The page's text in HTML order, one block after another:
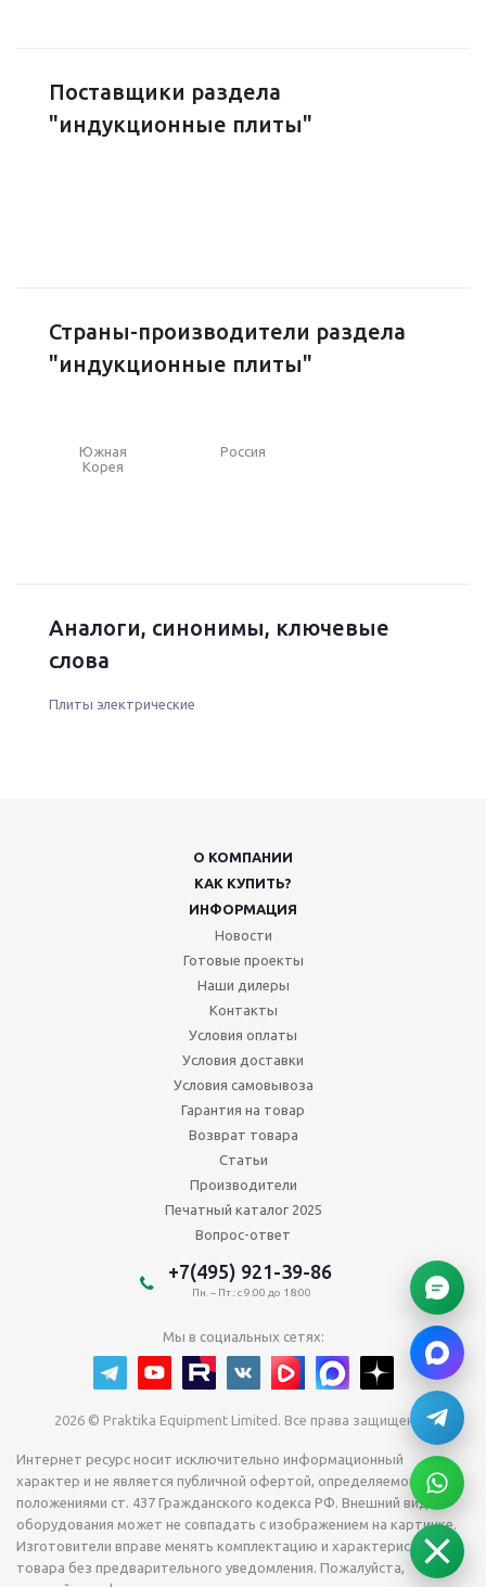
Поставщики раздела
"индукционные плиты"
Страны-производители раздела
"индукционные плиты"
Южная
Корея
Россия
Аналоги, синонимы, ключевые
слова
Плиты электрические
О КОМПАНИИ
КАК КУПИТЬ?
ИНФОРМАЦИЯ
Новости
Готовые проекты
Наши дилеры
Контакты
Условия оплаты
Условия доставки
Условия самовывоза
Гарантия на товар
Возврат товара
Статьи
Производители
Печатный каталог 2025
Вопрос-ответ
+7(495) 921-39-86
Пн. – Пт.: с 9:00 до 18:00
Мы в социальных сетях:
2026 © Praktika Equipment Limited. Все права защищены.
Интернет ресурс носит исключительно информационный
характер и не является публичной офертой, определяемой
положениями ст. 437 Гражданского кодекса РФ. Внешний вид
оборудования может не совпадать с изображением на картинке.
Изготовители вправе менять комплектацию и характеристики
товара без предварительного уведомления. Пожалуйста,